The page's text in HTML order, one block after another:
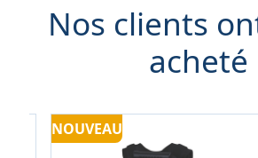
Nos clients
acheté
NOUVEAU